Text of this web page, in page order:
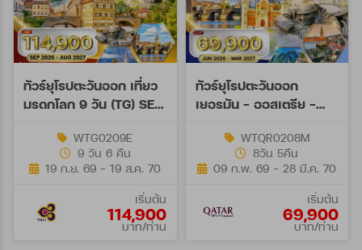
ทัวร์ยุโรปตะวันออก เที่ยว
มรดกโลก 9 วัน (TG) SEP
WTG0209E
9 วัน 6 คืน
19 ก.ย. 69 - 19 ส.ค. 70
เริ่มต้น
114,900
บาท/ท่าน
ทัวร์ยุโรปตะวันออก
เยอรมัน - ออสเตรีย -
JUN 26 - MAR 27
WTQR0208M
8วัน 5คืน
09 ก.พ. 69 - 28 มี.ค. 70
เริ่มต้น
69,900
บาท/ท่าน